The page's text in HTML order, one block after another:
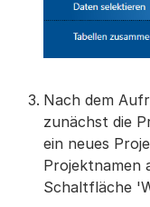
Nach dem
zunächst die
ein neues
Projektnamen
Schaltfläche